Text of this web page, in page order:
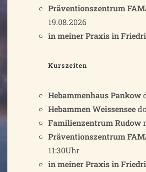
Präventionszentrum
19.08.2026
in meiner Praxis in
Kurszeiten
Hebammenhaus Pankow
Hebammen Weissensee
Familienzentrum Rudow
Präventionszentrum
11:30Uhr
in meiner Praxis in